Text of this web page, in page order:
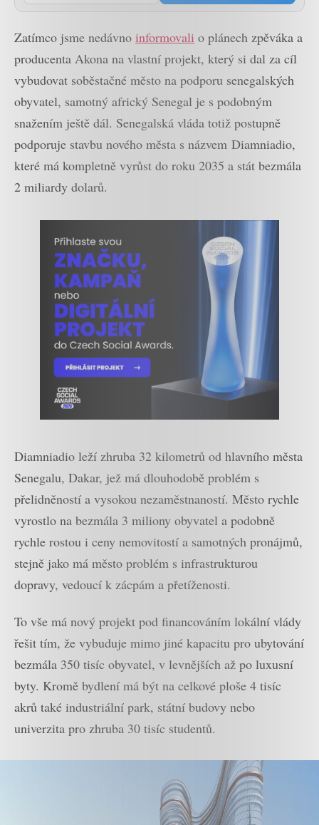
Zatímco jsme nedávno informovali o plánech zpěváka a
producenta Akona na vlastní projekt, který si dal za cíl
vybudovat soběstačné město na podporu senegalských
obyvatel, samotný africký Senegal je s podobným
snažením ještě dál. Senegalská vláda totiž postupně
podporuje stavbu nového města s názvem Diamniadio,
které má kompletně vyrůst do roku 2035 a stát bezmála
2 miliardy dolarů.
Diamniadio leží zhruba 32 kilometrů od hlavního města
Senegalu, Dakar, jež má dlouhodobě problém s
přelidněností a vysokou nezaměstnaností. Město rychle
vyrostlo na bezmála 3 miliony obyvatel a podobně
rychle rostou i ceny nemovitostí a samotných pronájmů,
stejně jako má město problém s infrastrukturou
dopravy, vedoucí k zácpám a přetíženosti.
To vše má nový projekt pod financováním lokální vlády
řešit tím, že vybuduje mimo jiné kapacitu pro ubytování
bezmála 350 tisíc obyvatel, v levnějších až po luxusní
byty. Kromě bydlení má být na celkové ploše 4 tisíc
akrů také industriální park, státní budovy nebo
univerzita pro zhruba 30 tisíc studentů.